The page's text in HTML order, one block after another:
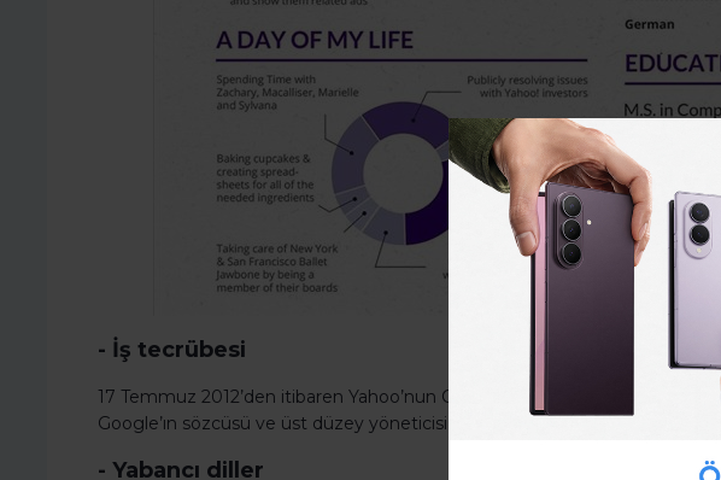
- İş tecrübesi
17 Temmuz 2012’den itibaren Yahoo’nun CEO’su olan Marissa Mayer 1999 –
Google’ın sözcüsü ve üst düzey yöneticisi olarak görev yapmıştı.
- Yabancı diller